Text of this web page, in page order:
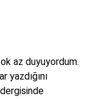
az duyuyordum.
yazdığını
dergisinde